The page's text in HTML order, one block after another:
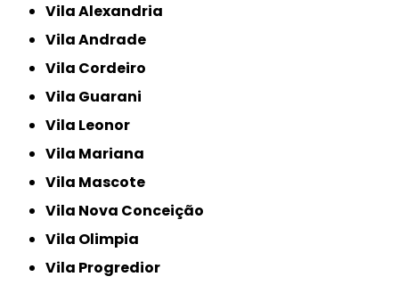
Vila Alexandria
Vila Andrade
Vila Cordeiro
Vila Guarani
Vila Leonor
Vila Mariana
Vila Mascote
Vila Nova Conceição
Vila Olimpia
Vila Progredior